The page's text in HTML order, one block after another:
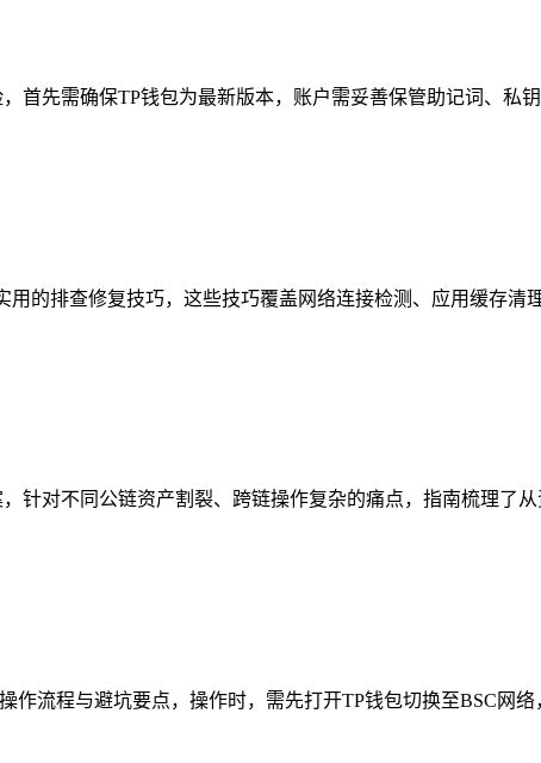
首先需确保TP钱包为最新版本，账户需妥善保管助记词、私
的排查修复技巧，这些技巧覆盖网络连接检测、应用缓存清
针对不同公链资产割裂、跨链操作复杂的痛点，指南梳理了
流程与避坑要点，操作时，需先打开TP钱包切换至BSC网